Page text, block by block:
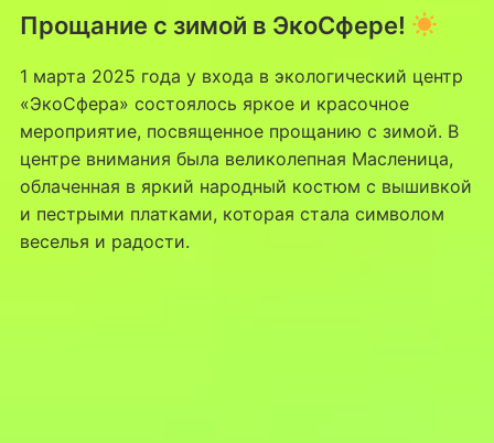
Прощание с зимой в ЭкоСфере!
1 марта 2025 года у входа в экологический центр
«ЭкоСфера» состоялось яркое и красочное
мероприятие, посвященное прощанию с зимой. В
центре внимания была великолепная Масленица,
облаченная в яркий народный костюм с вышивкой
и пестрыми платками, которая стала символом
веселья и радости.